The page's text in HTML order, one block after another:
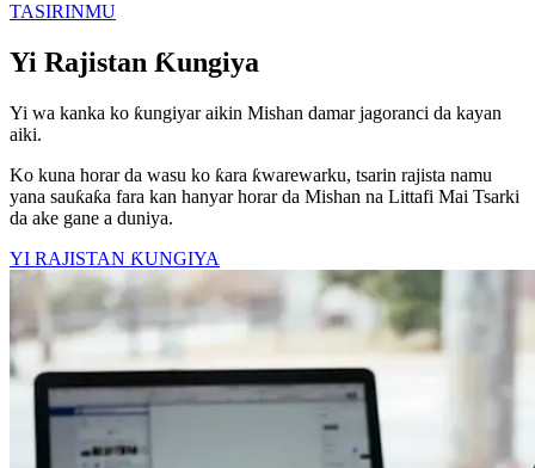
TASIRINMU
Yi Rajistan Ƙungiya
Yi wa kanka ko ƙungiyar aikin Mishan damar jagoranci da kayan
aiki.
Ko kuna horar da wasu ko ƙara ƙwarewarku, tsarin rajista namu
yana sauƙaƙa fara kan hanyar horar da Mishan na Littafi Mai Tsarki
da ake gane a duniya.
YI RAJISTAN ƘUNGIYA